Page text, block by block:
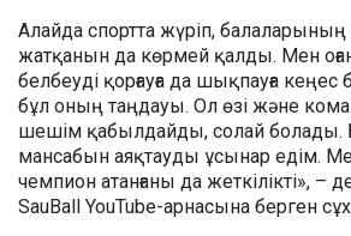
Алайда спортта жүріп, балаларының
жатқанын да көрмей қалды. Мен
белбеуді қорғауға да шықпауға кеңес
бұл оның таңдауы. Ол өзі және
шешім қабылдайды, солай болады.
мансабын аяқтауды ұсынар едім.
чемпион атанғаны да жеткілікті», –
SauBall YouTube-арнасына берген